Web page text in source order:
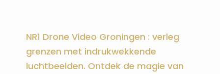
NR1 Drone Video Groningen : verleg
grenzen met indrukwekkende
luchtbeelden. Ontdek de magie van